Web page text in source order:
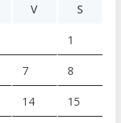
V S
1
7 8
14 15